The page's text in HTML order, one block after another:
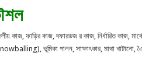
কাজ, ফাড়ির কাজ, দফারডজ র কাজ, নির্ধারিত কাজ,
ভূমিকা পালন, সাক্ষাৎকার, মাথা